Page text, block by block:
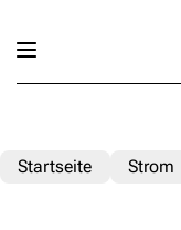
Startseite Strom